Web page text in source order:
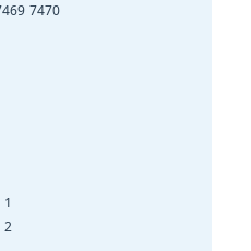
7470
1
2